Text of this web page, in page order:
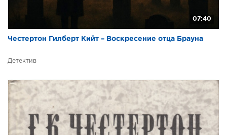
4_3_1
5_1_1
5_2_1
5_2_2
5_3_1
5_3_2
5_3_3
07:40
Честертон Гилберт Кийт – Воскресение отца Брауна
Детектив